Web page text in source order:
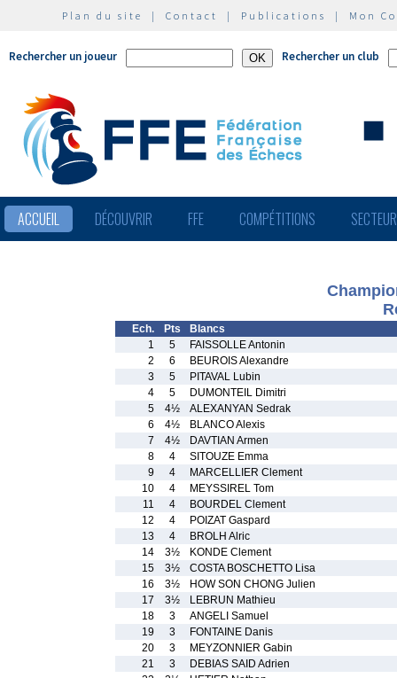
Plan du site | Contact | Publications | Mon
Rechercher un joueur Rechercher un club
ACCUEIL DÉCOUVRIR FFE COMPÉTITIONS
Ech. Pts
Blancs
1
5
FAISSOLLE Antonin
2
6
BEUROIS Alexandre
3
5
PITAVAL Lubin
4
5
DUMONTEIL Dimitri
5
4½
ALEXANYAN Sedrak
6
4½
BLANCO Alexis
7
4½
DAVTIAN Armen
8
4
SITOUZE Emma
9
4
MARCELLIER Clement
10
4
MEYSSIREL Tom
11
4
BOURDEL Clement
12
4
POIZAT Gaspard
13
4
BROLH Alric
14
3½
KONDE Clement
15
3½
COSTA BOSCHETTO Lisa
16
3½
HOW SON CHONG Julien
17
3½
LEBRUN Mathieu
18
3
ANGELI Samuel
19
3
FONTAINE Danis
20
3
MEYZONNIER Gabin
21
3
DEBIAS SAID Adrien